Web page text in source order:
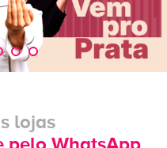
lojas
pelo WhatsApp